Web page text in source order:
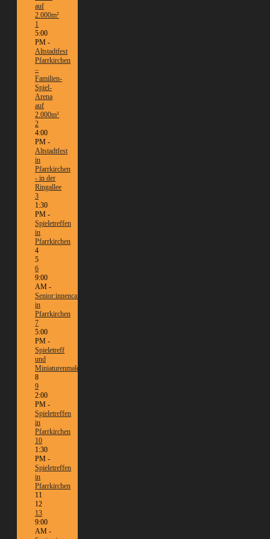
auf
2.000m²
1
5:00
PM -
Altstadtfest
Pfarrkirchen
–
Familien-
Spiel-
Arena
auf
2.000m²
2
4:00
PM -
Altstadtfest
in
Pfarrkirchen
- in der
Ringallee
3
1:30
PM -
Spieletreffen
in
Pfarrkirchen
4
5
6
9:00
AM -
Senior:innencafé
in
Pfarrkirchen
7
5:00
PM -
Spieletreff
und
Miniaturenmalen/Tabletop
8
9
2:00
PM -
Spieletreffen
in
Pfarrkirchen
10
1:30
PM -
Spieletreffen
in
Pfarrkirchen
11
12
13
9:00
AM -